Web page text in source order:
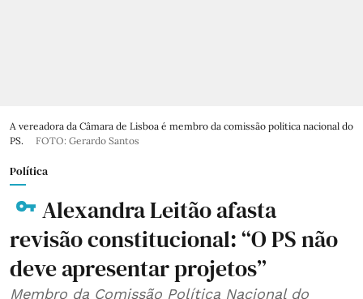
A vereadora da Câmara de Lisboa é membro da comissão politica nacional do
PS.
FOTO: Gerardo Santos
Política
Alexandra Leitão afasta
revisão constitucional: “O PS não
deve apresentar projetos”
Membro da Comissão Política Nacional do